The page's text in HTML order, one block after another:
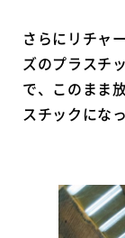
さらにリチャ
ズのプラスチ
で、このまま
スチックにな